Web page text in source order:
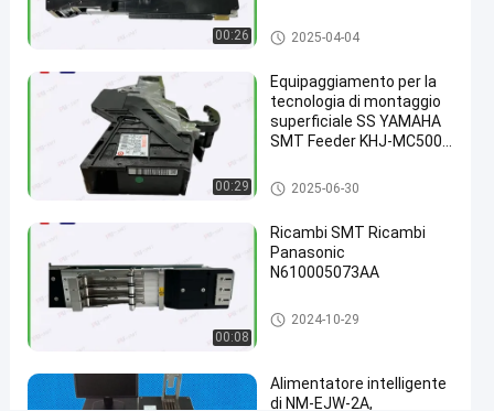
Alimentatore
di Smt
2021-
581
alimentatore
intelligente
alimentatore
del posto e
della scelta
00:26 Alimentatore di Smt
2025-04-04
00:29
Equipaggiamento per la
tecnologia di montaggio
superficiale SS YAMAHA
SMT Feeder KHJ-MC500-
Alimentatore di Smt
2025-06-30
00:08
Ricambi SMT Ricambi
Panasonic
N610005073AA
Alimentatore di Smt
2024-10-29
Alimentatore intelligente
di NM-EJW-2A,